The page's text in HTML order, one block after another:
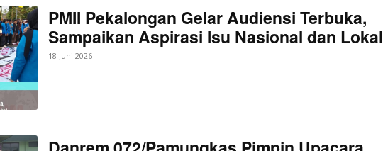
PMII Pekalongan Gelar Audiensi Terbuka,
Sampaikan Aspirasi Isu Nasional dan Lokal
18 Juni 2026